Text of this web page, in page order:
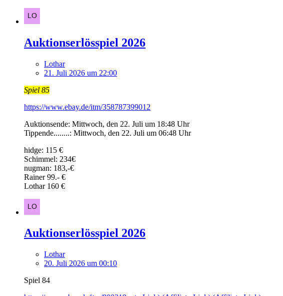
Auktionserlösspiel 2026
Lothar
21. Juli 2026 um 22:00
Spiel 85
https://www.ebay.de/itm/358787399012
Auktionsende: Mittwoch, den 22. Juli um 18:48 Uhr
Tippende........: Mittwoch, den 22. Juli um 06:48 Uhr
hidge: 115 €
Schimmel: 234€
nugman: 183,-€
Rainer 99.- €
Lothar 160 €
Auktionserlösspiel 2026
Lothar
20. Juli 2026 um 00:10
Spiel 84